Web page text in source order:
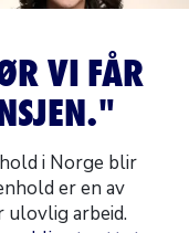
VI FÅR
i Norge blir
er en av
arbeid.